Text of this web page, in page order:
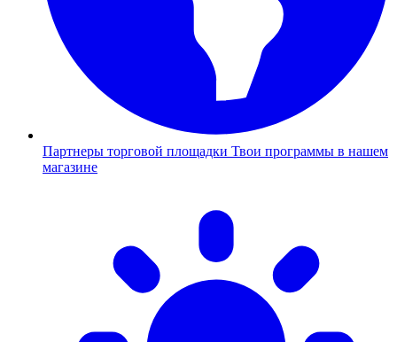
Партнеры торговой площадки Твои программы в нашем
магазине